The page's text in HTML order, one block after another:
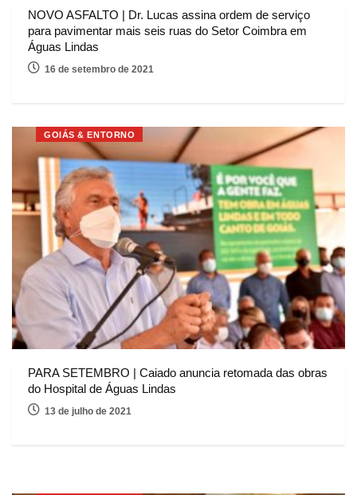
NOVO ASFALTO | Dr. Lucas assina ordem de serviço
para pavimentar mais seis ruas do Setor Coimbra em
Águas Lindas
16 de setembro de 2021
GOIÁS & ENTORNO
PARA SETEMBRO | Caiado anuncia retomada das obras
do Hospital de Águas Lindas
13 de julho de 2021